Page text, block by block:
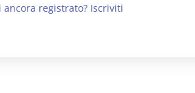
ancora registrato? Iscriviti